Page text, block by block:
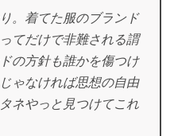
。着てた服のブランド
てだけで非難される謂
の方針も誰かを傷つけ
ゃなければ思想の自由
ネやっと見つけてこれ